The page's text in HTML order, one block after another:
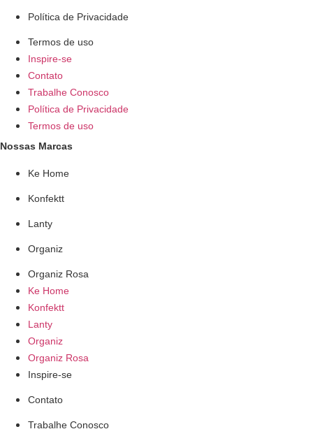
Política de Privacidade
Termos de uso
Inspire-se
Contato
Trabalhe Conosco
Política de Privacidade
Termos de uso
Nossas Marcas
Ke Home
Konfektt
Lanty
Organiz
Organiz Rosa
Ke Home
Konfektt
Lanty
Organiz
Organiz Rosa
Inspire-se
Contato
Trabalhe Conosco